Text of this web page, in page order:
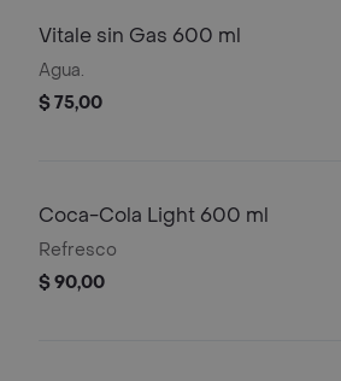
Vitale sin Gas 600 ml
Agua.
$ 75,00
Coca-Cola Light 600 ml
Refresco
$ 90,00